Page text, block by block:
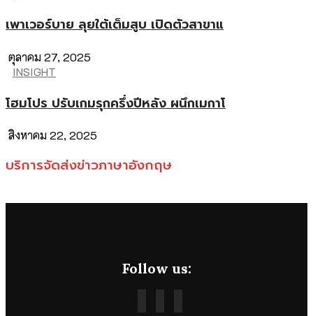
เพาเวอร์บาย ลุยใต้เต็มสูบ เปิดตัวสาขาแ
ตุลาคม 27, 2025
INSIGHT
โฮมโปร ปรับเกมรุกครึ่งปีหลัง ผนึกเมกาโ
สิงหาคม 22, 2025
บริการจัดส่งข่าวภาษาอังกฤษ
Follow us: